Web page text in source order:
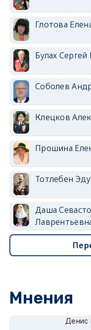
Глотова
Булах
Соболев
Клецков
Прошина
Тотлебен
Даша
Мнения
Денис